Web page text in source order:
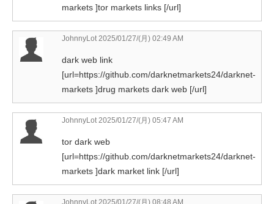
markets ]tor markets links [/url]
JohnnyLot2025/01/27/(月) 02:49 AM
dark web link
[url=https://github.com/darknetmarkets24/darknet-
markets ]drug markets dark web [/url]
JohnnyLot2025/01/27/(月) 05:47 AM
tor dark web
[url=https://github.com/darknetmarkets24/darknet-
markets ]dark market link [/url]
JohnnyLot2025/01/27/(月) 08:48 AM